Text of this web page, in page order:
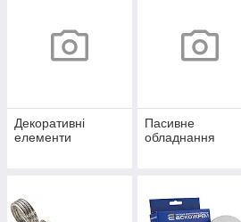
Декоративні
елементи
Пасивне
обладнання